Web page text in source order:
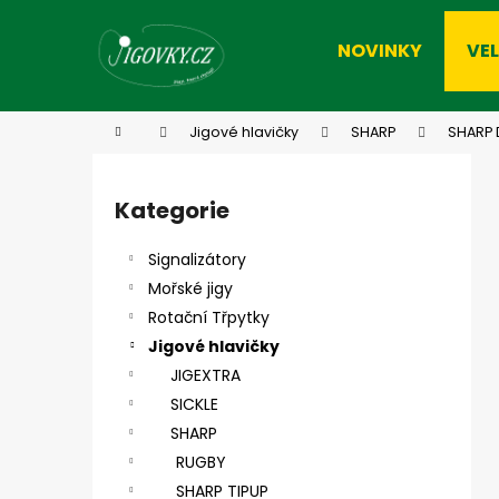
NOVINKY
Domů Jigové hlavičky SHARP
Přeskočit
kategorie
Kategorie
Signalizátory
Mořské jigy
Rotační Třpytky
Jigové hlavičky
JIGEXTRA
SICKLE
SHARP
RUGBY
SHARP TIPUP
Zpět
Zpět